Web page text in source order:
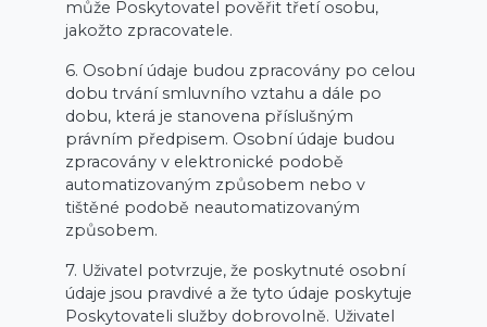
může Poskytovatel pověřit třetí osobu,
jakožto zpracovatele.
6. Osobní údaje budou zpracovány po celou
dobu trvání smluvního vztahu a dále po
dobu, která je stanovena příslušným
právním předpisem. Osobní údaje budou
zpracovány v elektronické podobě
automatizovaným způsobem nebo v
tištěné podobě neautomatizovaným
způsobem.
7. Uživatel potvrzuje, že poskytnuté osobní
údaje jsou pravdivé a že tyto údaje poskytuje
Poskytovateli služby dobrovolně. Uživatel